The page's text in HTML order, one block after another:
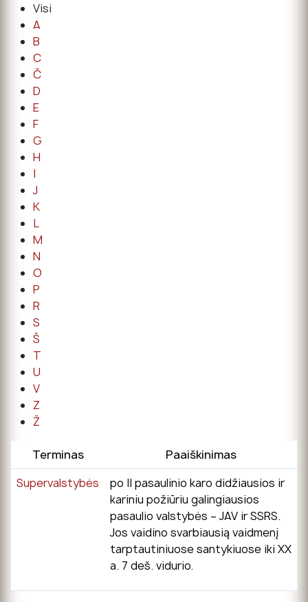
Visi
A
B
C
Č
D
E
F
G
H
I
J
K
L
M
N
O
P
R
S
Š
T
U
V
Z
Ž
Terminas
Paaiškinimas
Supervalstybės
po II pasaulinio karo didžiausios ir
kariniu požiūriu galingiausios
pasaulio valstybės – JAV ir SSRS.
Jos vaidino svarbiausią vaidmenį
tarptautiniuose santykiuose iki XX
a. 7 deš. vidurio.